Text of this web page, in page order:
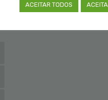
ACEITAR TODOS